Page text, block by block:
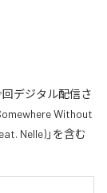
回デジタル配信さ
Without
Nelle)」を含む